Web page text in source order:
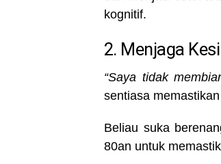
kognitif.
2. Menjaga
“Saya tidak
sentiasa
Beliau suka
80an untuk